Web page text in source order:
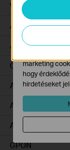
Wireless Bridge
Aggregation
Access
Campus
Access Pro
Access Plus
Access Max
GPON
Marketing és
Az elemző
elemezzük
javítsuk és
marketing
hogy
hirdetéseket